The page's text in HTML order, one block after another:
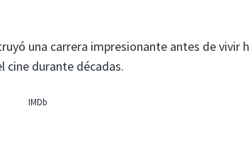
una carrera impresionante antes de vivir
cine durante décadas.
IMDb